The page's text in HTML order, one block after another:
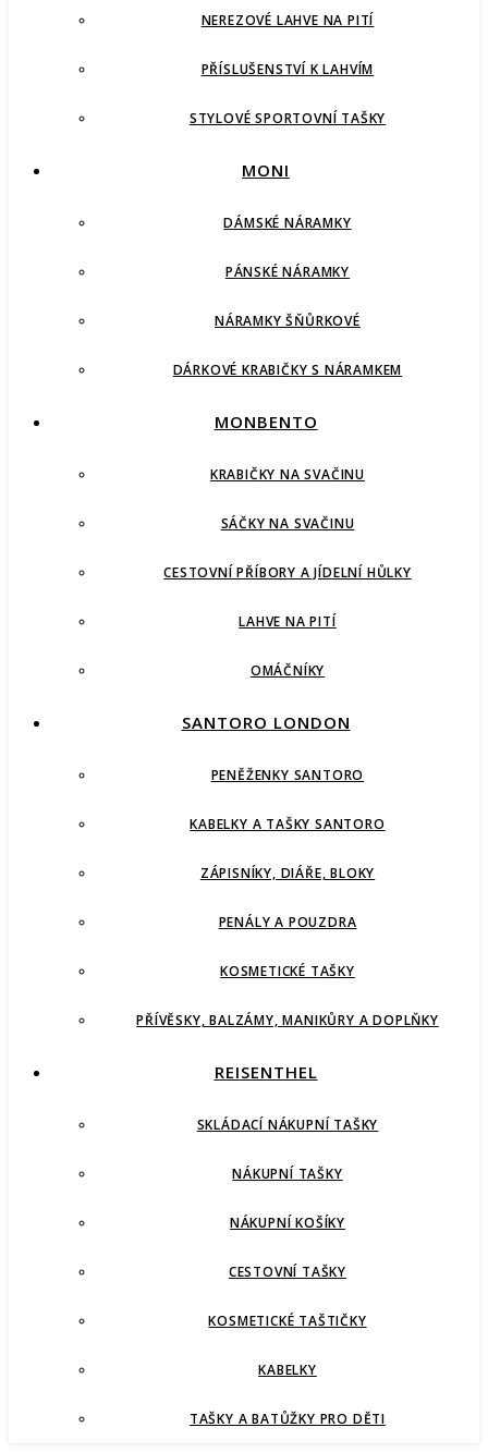
NEREZOVÉ LAHVE NA PITÍ
PŘÍSLUŠENSTVÍ K LAHVÍM
STYLOVÉ SPORTOVNÍ TAŠKY
MONI
DÁMSKÉ NÁRAMKY
PÁNSKÉ NÁRAMKY
NÁRAMKY ŠŇŮRKOVÉ
DÁRKOVÉ KRABIČKY S NÁRAMKEM
MONBENTO
KRABIČKY NA SVAČINU
SÁČKY NA SVAČINU
CESTOVNÍ PŘÍBORY A JÍDELNÍ HŮLKY
LAHVE NA PITÍ
OMÁČNÍKY
SANTORO LONDON
PENĚŽENKY SANTORO
KABELKY A TAŠKY SANTORO
ZÁPISNÍKY, DIÁŘE, BLOKY
PENÁLY A POUZDRA
KOSMETICKÉ TAŠKY
PŘÍVĚSKY, BALZÁMY, MANIKŮRY A DOPLŇKY
REISENTHEL
SKLÁDACÍ NÁKUPNÍ TAŠKY
NÁKUPNÍ TAŠKY
NÁKUPNÍ KOŠÍKY
CESTOVNÍ TAŠKY
KOSMETICKÉ TAŠTIČKY
KABELKY
TAŠKY A BATŮŽKY PRO DĚTI